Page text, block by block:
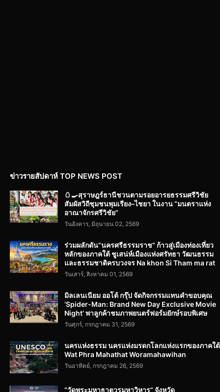
ข่าวรายสัปดาห์ TOP NEWS POST
🥚🍳สุราษฎร์ธานีชวนตามรอยอารยธรรมศรีวิชัย
สัมผัสวิถีชุมชนพุมเรียง–ไชยา ในงาน “มนตราแห่ง
อาณาจักรศรีวิชัย”
วันอังคาร, มิถุนายน 02, 2569
ร่วมผลักดัน“นครศรีธรรมราช” ก้าวสู่เมืองท่องเที่ยว
หลักของภาคใต้ ชูเสน่ห์เมืองแห่งศรัทธา วัฒนธรรม
และธรรมชาติครบวงจร Na khon Si Tham ma rat
วันเสาร์, สิงหาคม 01, 2569
มิลเลนเนียม ออโต้ กรุ๊ป จัดกิจกรรมแทนคำขอบคุณ
‘Spider-Man: Brand New Day Exclusive Movie
Night’ พาลูกค้าชมภาพยนตร์ฟอร์มยักษ์รอบพิเศษ
วันศุกร์, กรกฎาคม 31, 2569
นครแห่งธรรม นครแห่งมรดกโลกแห่งแรกของภาคใต้
Wat Phra Mahathat Woramahawihan
วันอาทิตย์, กรกฎาคม 26, 2569
“วัดพระมหาธาตุวรมหาวิหาร” จังหวัด